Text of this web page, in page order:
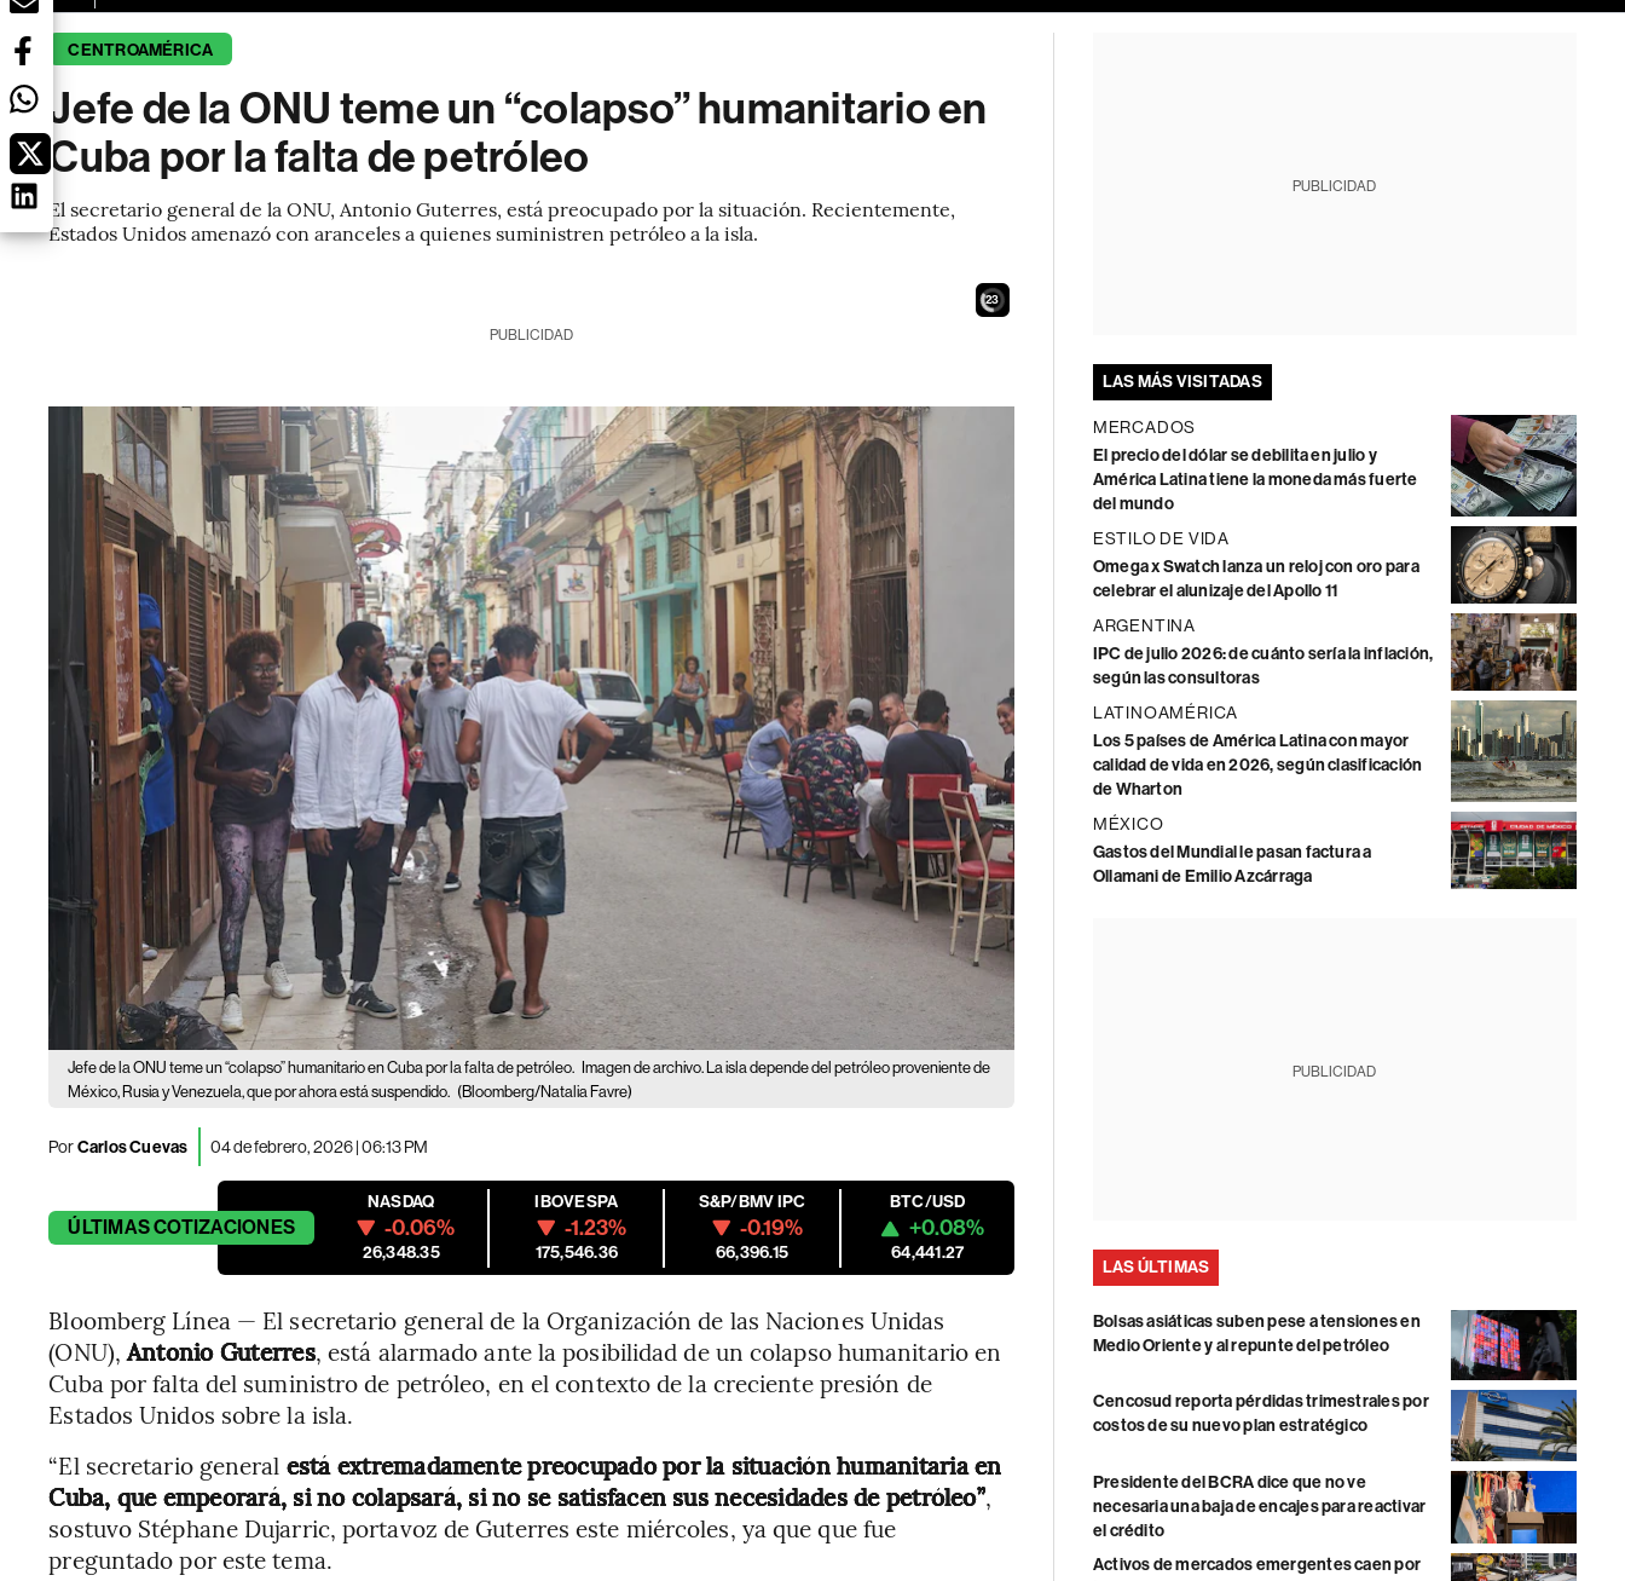
CENTROAMÉRICA
Jefe de la ONU teme un “colapso” humanitario en
Cuba por la falta de petróleo
El secretario general de la ONU, Antonio Guterres, está preocupado por la situación. Recientemente,
Estados Unidos amenazó con aranceles a quienes suministren petróleo a la isla.
21
PUBLICIDAD
Jefe de la ONU teme un “colapso” humanitario en Cuba por la falta de petróleo. Imagen de archivo. La isla depende del petróleo proveniente de
México, Rusia y Venezuela, que por ahora está suspendido. (Bloomberg/Natalia Favre)
PorCarlos Cuevas 04 de febrero, 2026 | 06:13 PM
ÚLTIMASCOTIZACIONES
NASDAQ
-0.06%
26,348.35
IBOVESPA
-1.23%
175,546.36
S&P/BMV IPC
-0.19%
66,396.15
BTC/USD
+0.08%
64,441.27
Bloomberg Línea — El secretario general de la Organización de las Naciones Unidas
(ONU),Antonio Guterres, está alarmado ante la posibilidad de un colapso humanitario en
Cuba por falta del suministro de petróleo, en el contexto de la creciente presión de
Estados Unidos sobre la isla.
“El secretario general está extremadamente preocupado por la situación humanitaria en
Cuba, que empeorará, si no colapsará, si no se satisfacen sus necesidades de petróleo”,
sostuvo Stéphane Dujarric, portavoz de Guterres este miércoles, ya que que fue
preguntado por este tema.
PUBLICIDAD
LAS MÁS VISITADAS
MERCADOS
El precio del dólar se debilita en julio y
América Latina tiene la moneda más fuerte
del mundo
ESTILO DE VIDA
Omega x Swatch lanza un reloj con oro para
celebrar el alunizaje del Apollo 11
ARGENTINA
IPC de julio 2026: de cuánto sería la inflación,
según las consultoras
LATINOAMÉRICA
Los 5 países de América Latina con mayor
calidad de vida en 2026, según clasificación
de Wharton
MÉXICO
Gastos del Mundial le pasan factura a
Ollamani de Emilio Azcárraga
PUBLICIDAD
LAS ÚLTIMAS
Bolsas asiáticas suben pese a tensiones en
Medio Oriente y al repunte del petróleo
Cencosud reporta pérdidas trimestrales por
costos de su nuevo plan estratégico
Presidente del BCRA dice que no ve
necesaria una baja de encajes para reactivar
el crédito
Activos de mercados emergentes caen por